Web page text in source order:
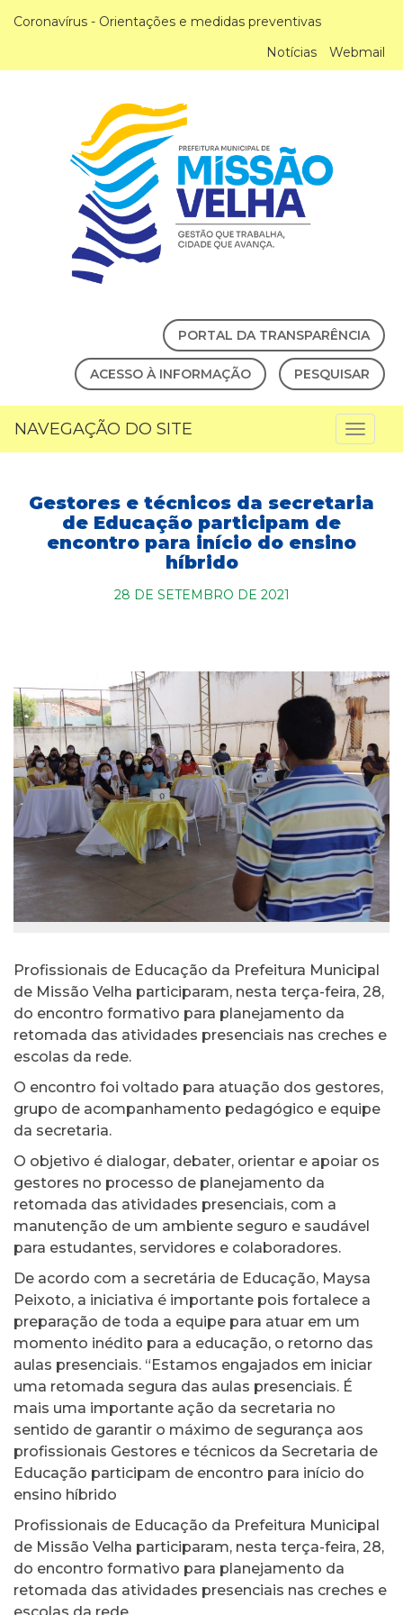
Coronavírus - Orientações e medidas preventivas
Notícias
Webmail
PORTAL DA TRANSPARÊNCIA
ACESSO À INFORMAÇÃO PESQUISAR
NAVEGAÇÃO DO SITE
Gestores e técnicos da secretaria
de Educação participam de
encontro para início do ensino
híbrido
28 DE SETEMBRO DE 2021
Profissionais de Educação da Prefeitura Municipal
de Missão Velha participaram, nesta terça-feira, 28,
do encontro formativo para planejamento da
retomada das atividades presenciais nas creches e
escolas da rede.
O encontro foi voltado para atuação dos gestores,
grupo de acompanhamento pedagógico e equipe
da secretaria.
O objetivo é dialogar, debater, orientar e apoiar os
gestores no processo de planejamento da
retomada das atividades presenciais, com a
manutenção de um ambiente seguro e saudável
para estudantes, servidores e colaboradores.
De acordo com a secretária de Educação, Maysa
Peixoto, a iniciativa é importante pois fortalece a
preparação de toda a equipe para atuar em um
momento inédito para a educação, o retorno das
aulas presenciais. “Estamos engajados em iniciar
uma retomada segura das aulas presenciais. É
mais uma importante ação da secretaria no
sentido de garantir o máximo de segurança aos
profissionais Gestores e técnicos da Secretaria de
Educação participam de encontro para início do
ensino híbrido
Profissionais de Educação da Prefeitura Municipal
de Missão Velha participaram, nesta terça-feira, 28,
do encontro formativo para planejamento da
retomada das atividades presenciais nas creches e